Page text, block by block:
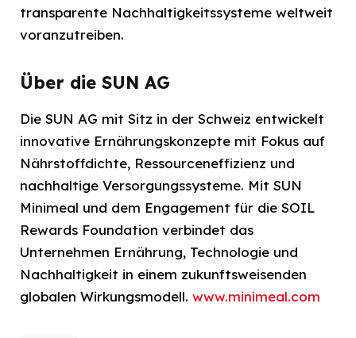
transparente Nachhaltigkeitssysteme weltweit
voranzutreiben.
Über die SUN AG
Die SUN AG mit Sitz in der Schweiz entwickelt
innovative Ernährungskonzepte mit Fokus auf
Nährstoffdichte, Ressourceneffizienz und
nachhaltige Versorgungssysteme. Mit SUN
Minimeal und dem Engagement für die SOIL
Rewards Foundation verbindet das
Unternehmen Ernährung, Technologie und
Nachhaltigkeit in einem zukunftsweisenden
globalen Wirkungsmodell. www.minimeal.com